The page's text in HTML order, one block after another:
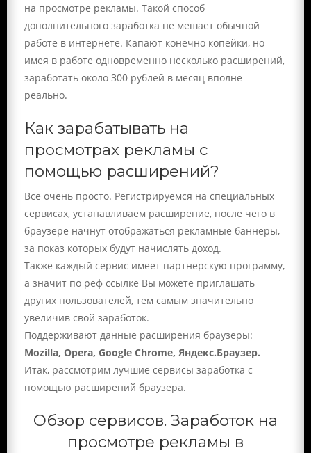
на просмотре рекламы. Такой способ
дополнительного заработка не мешает обычной
работе в интернете. Капают конечно копейки, но
имея в работе одновременно несколько расширений,
заработать около 300 рублей в месяц вполне
реально.
Как зарабатывать на
просмотрах рекламы с
помощью расширений?
Все очень просто. Регистрируемся на специальных
сервисах, устанавливаем расширение, после чего в
браузере начнут отображаться рекламные баннеры,
за показ которых будут начислять доход.
Также каждый сервис имеет партнерскую программу,
а значит по реф ссылке Вы можете приглашать
других пользователей, тем самым значительно
увеличив свой заработок.
Поддерживают данные расширения браузеры:
Mozilla, Opera, Google Chrome, Яндекс.Браузер.
Итак, рассмотрим лучшие сервисы заработка с
помощью расширений браузера.
Обзор сервисов. Заработок на
просмотре рекламы в